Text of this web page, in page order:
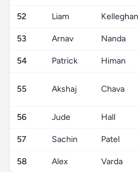
52 Liam Kelleghan
53 Arnav Nanda
54 Patrick Himan
55 Akshaj Chava
56 Jude Hall
57 Sachin Patel
58 Alex Varda